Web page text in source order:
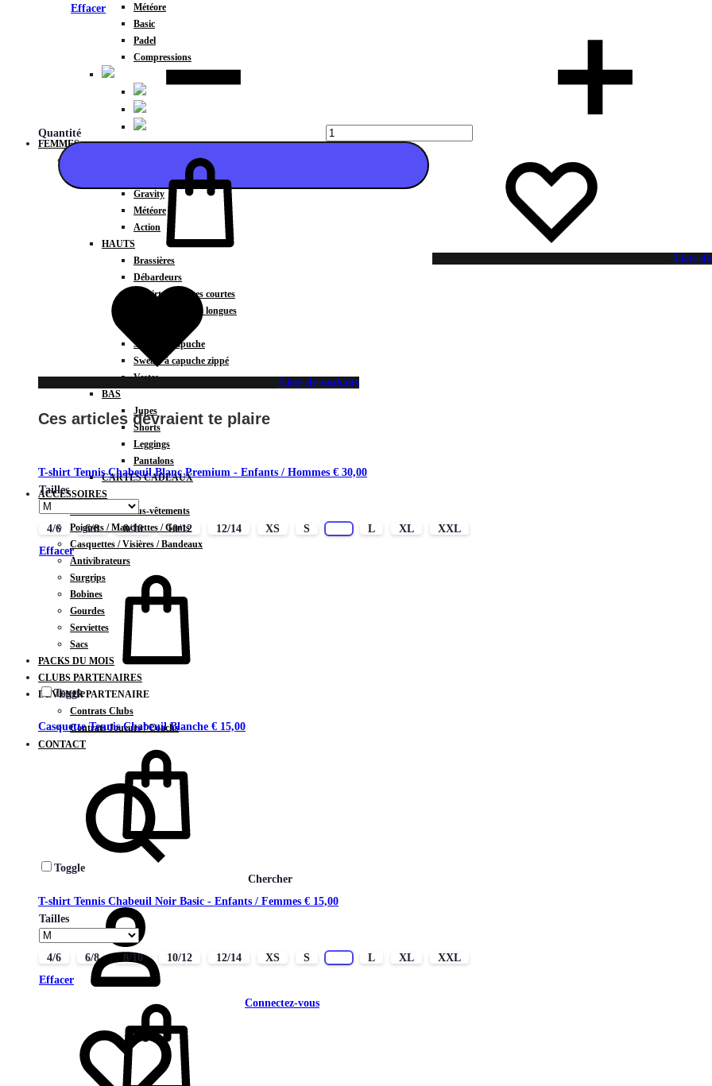
Météore
Basic
Padel
Compressions
FEMMES
Gravity
Météore
Action
HAUTS
Brassières
Débardeurs
T-shirts manches courtes
T-shirts manches longues
Sweats à capuche
Sweats à capuche zippé
Vestes
BAS
Jupes
Shorts
Leggings
Pantalons
CARTES CADEAUX
ACCESSOIRES
Chaussettes / Sous-vêtements
Poignets / Manchettes / Gants
Casquettes / Visières / Bandeaux
Antivibrateurs
Surgrips
Bobines
Gourdes
Serviettes
Sacs
PACKS DU MOIS
CLUBS PARTENAIRES
DEVENIR PARTENAIRE
Contrats Clubs
Contrats Joueurs / Coachs
CONTACT
Chercher
Connectez-vous
Effacer
Quantité
Liste
Liste de souhaits
Ces articles devraient te plaire
T-shirt Tennis Chabeuil Blanc Premium - Enfants / Hommes € 30,00
Tailles
4/6 6/8 8/10 10/12 12/14 XS S L XL
XXL
Effacer
Toggle
Casquette Tennis Chabeuil Blanche € 15,00
Toggle
T-shirt Tennis Chabeuil Noir Basic - Enfants / Femmes € 15,00
Tailles
4/6 6/8 8/10 10/12 12/14 XS S L XL
XXL
Effacer